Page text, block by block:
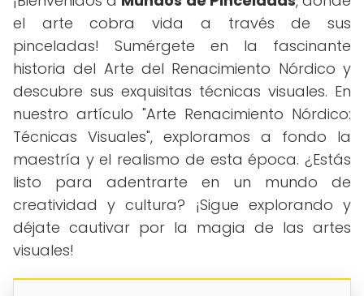
el arte cobra vida a través de sus
pinceladas! Sumérgete en la fascinante
historia del Arte del Renacimiento Nórdico y
descubre sus exquisitas técnicas visuales. En
nuestro artículo "Arte Renacimiento Nórdico:
Técnicas Visuales", exploramos a fondo la
maestría y el realismo de esta época. ¿Estás
listo para adentrarte en un mundo de
creatividad y cultura? ¡Sigue explorando y
déjate cautivar por la magia de las artes
visuales!